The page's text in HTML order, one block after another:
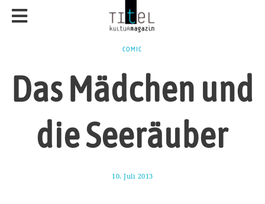
COMIC
Das Mädchen und
die Seeräuber
10. Juli 2013